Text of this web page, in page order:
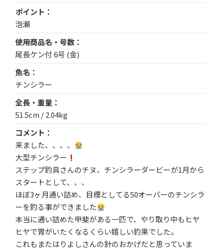
ポイント
泡瀬
使用商品名・号数
尾長ケン付 6号 (金)
魚名
チンシラー
全長・重量
51.5cm / 2.04kg
コメント
来ました、、、、
大型チンシラー
ステップ釣具さんのチヌ、チンシラーダービーが1月から
スタートとして、、、
ほぼ3ヶ月通い詰め、目標としてる50オーバーのチンシラ
ーを釣る事ができました
本当に通い詰めた甲斐がある一匹で、やり取り中もヒヤ
ヒヤで胃がいたくなるくらい嬉しい釣果でした。
これもまたはりよしさんの針のおかげだと思っていま